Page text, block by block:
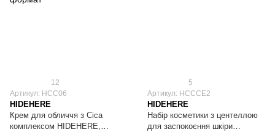
12
Артикул: HCC06
HIDEHERE
Крем для обличчя з Сica
комплексом HIDEHERE,
5
Артикул: HCCCE2
HIDEHERE
Набір косметики з центеллою
для заспокоєння шкіри